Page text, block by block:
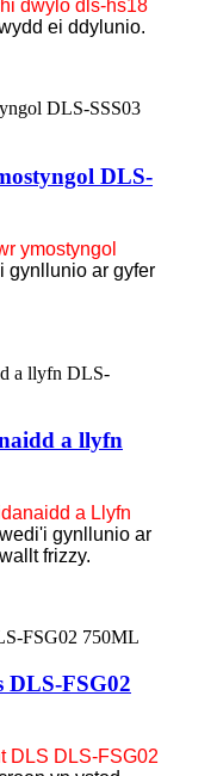
dwylo dls-hs18
ei ddylunio.
DLS-
ymostyngol
gynllunio ar gyfer
a llyfn
a Llyfn
wedi'i gynllunio ar
frizzy.
DLS-FSG02
DLS DLS-FSG02